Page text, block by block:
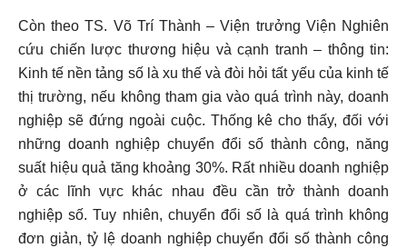
Còn theo TS. Võ Trí Thành – Viện trưởng Viện Nghiên
cứu chiến lược thương hiệu và cạnh tranh – thông tin:
Kinh tế nền tảng số là xu thế và đòi hỏi tất yếu của kinh tế
thị trường, nếu không tham gia vào quá trình này, doanh
nghiệp sẽ đứng ngoài cuộc. Thống kê cho thấy, đối với
những doanh nghiệp chuyển đổi số thành công, năng
suất hiệu quả tăng khoảng 30%. Rất nhiều doanh nghiệp
ở các lĩnh vực khác nhau đều cần trở thành doanh
nghiệp số. Tuy nhiên, chuyển đổi số là quá trình không
đơn giản, tỷ lệ doanh nghiệp chuyển đổi số thành công